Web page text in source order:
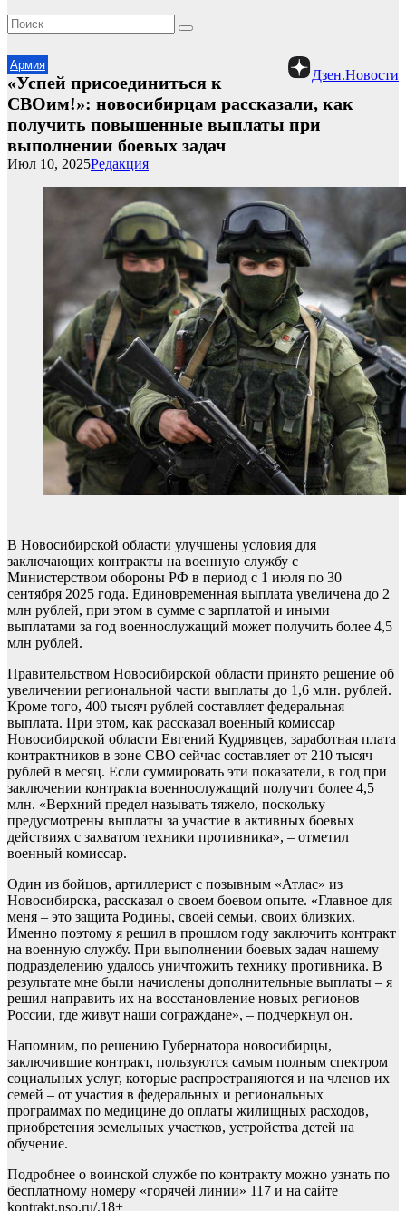
Армия
Дзен.Новости
«Успей присоединиться к
СВОим!»: новосибирцам рассказали, как
получить повышенные выплаты при
выполнении боевых задач
Редакция
Июл 10, 2025
В Новосибирской области улучшены условия для
заключающих контракты на военную службу с
Министерством обороны РФ в период с 1 июля по 30
сентября 2025 года. Единовременная выплата увеличена до 2
млн рублей, при этом в сумме с зарплатой и иными
выплатами за год военнослужащий может получить более 4,5
млн рублей.
Правительством Новосибирской области принято решение об
увеличении региональной части выплаты до 1,6 млн. рублей.
Кроме того, 400 тысяч рублей составляет федеральная
выплата. При этом, как рассказал военный комиссар
Новосибирской области Евгений Кудрявцев, заработная плата
контрактников в зоне СВО сейчас составляет от 210 тысяч
рублей в месяц. Если суммировать эти показатели, в год при
заключении контракта военнослужащий получит более 4,5
млн. «Верхний предел называть тяжело, поскольку
предусмотрены выплаты за участие в активных боевых
действиях с захватом техники противника», – отметил
военный комиссар.
Один из бойцов, артиллерист с позывным «Атлас» из
Новосибирска, рассказал о своем боевом опыте. «Главное для
меня – это защита Родины, своей семьи, своих близких.
Именно поэтому я решил в прошлом году заключить контракт
на военную службу. При выполнении боевых задач нашему
подразделению удалось уничтожить технику противника. В
результате мне были начислены дополнительные выплаты – я
решил направить их на восстановление новых регионов
России, где живут наши сограждане», – подчеркнул он.
Напомним, по решению Губернатора новосибирцы,
заключившие контракт, пользуются самым полным спектром
социальных услуг, которые распространяются и на членов их
семей – от участия в федеральных и региональных
программах по медицине до оплаты жилищных расходов,
приобретения земельных участков, устройства детей на
обучение.
Подробнее о воинской службе по контракту можно узнать по
бесплатному номеру «горячей линии» 117 и на сайте
kontrakt.nso.ru/.18+